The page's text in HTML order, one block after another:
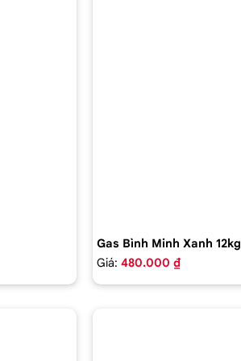
Gas Bình Minh Xanh 12kg
Giá: 480.000 ₫